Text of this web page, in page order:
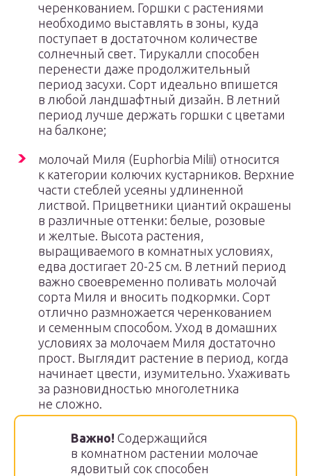
черенкованием. Горшки с растениями
необходимо выставлять в зоны, куда
поступает в достаточном количестве
солнечный свет. Тирукалли способен
перенести даже продолжительный
период засухи. Сорт идеально впишется
в любой ландшафтный дизайн. В летний
период лучше держать горшки с цветами
на балконе;
молочай Миля (Euphorbia Milii) относится
к категории колючих кустарников. Верхние
части стеблей усеяны удлиненной
листвой. Прицветники циантий окрашены
в различные оттенки: белые, розовые
и желтые. Высота растения,
выращиваемого в комнатных условиях,
едва достигает 20-25 см. В летний период
важно своевременно поливать молочай
сорта Миля и вносить подкормки. Сорт
отлично размножается черенкованием
и семенным способом. Уход в домашних
условиях за молочаем Миля достаточно
прост. Выглядит растение в период, когда
начинает цвести, изумительно. Ухаживать
за разновидностью многолетника
не сложно.
Важно! Содержащийся
в комнатном растении молочае
ядовитый сок способен